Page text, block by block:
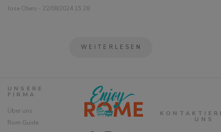
Jose Otero - 22/08/2024 15:28
WEITERLESEN
UNSERE
FIRMA
Über uns
Rom Guide
UNS